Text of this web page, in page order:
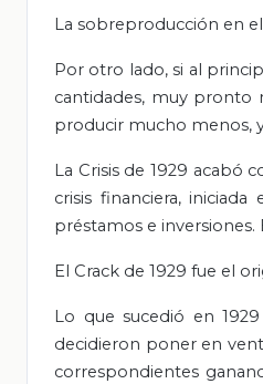
La sobreproducción en
Por otro lado, si al
cantidades, muy pronto
producir mucho menos,
La Crisis de 1929 acabó
crisis financiera, iniciada
préstamos e inversiones.
El Crack de 1929 fue el
Lo que sucedió en
decidieron poner en
correspondientes